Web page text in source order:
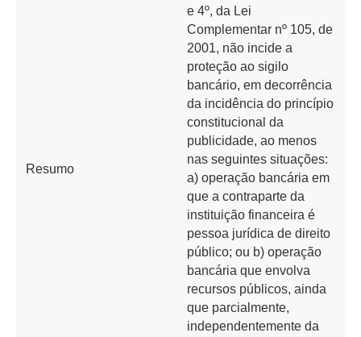
Resumo
e 4º, da Lei
Complementar nº 105, de
2001, não incide a
proteção ao sigilo
bancário, em decorrência
da incidência do princípio
constitucional da
publicidade, ao menos
nas seguintes situações:
a) operação bancária em
que a contraparte da
instituição financeira é
pessoa jurídica de direito
público; ou b) operação
bancária que envolva
recursos públicos, ainda
que parcialmente,
independentemente da